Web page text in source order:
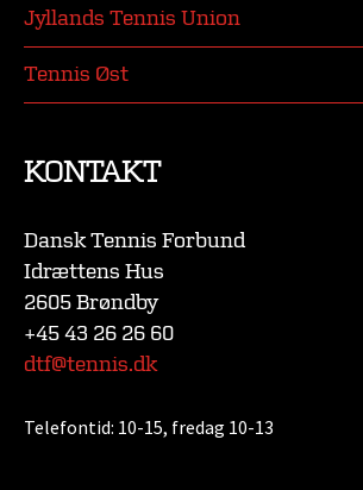
Jyllands Tennis Union
Tennis Øst
KONTAKT
Dansk Tennis Forbund
Idrættens Hus
2605 Brøndby
+45 43 26 26 60
dtf@tennis.dk
Telefontid: 10-15, fredag 10-13